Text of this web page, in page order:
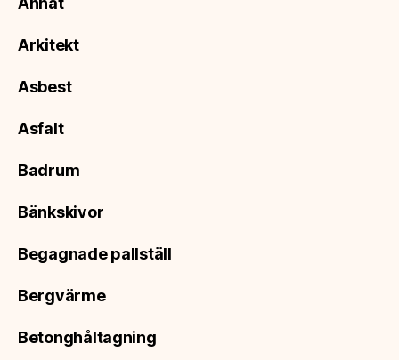
Arkitekt
Asbest
Asfalt
Badrum
Bänkskivor
Begagnade pallställ
Bergvärme
Betonghåltagning